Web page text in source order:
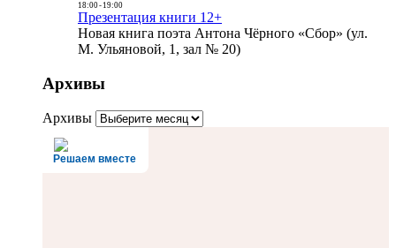
18:00- 19:00
Презентация книги 12+
Новая книга поэта Антона Чёрного «Сбор» (ул.
М. Ульяновой, 1, зал № 20)
Архивы
Архивы
Решаем вместе